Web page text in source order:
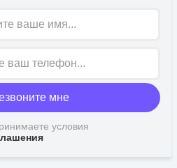
мне
условия